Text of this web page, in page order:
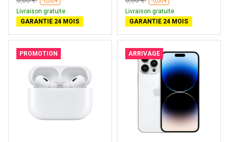
Livraison gratuite
GARANTIE 24 MOIS
Livraison gratuite
GARANTIE 24 MOIS
PROMOTION ARRIVAGE